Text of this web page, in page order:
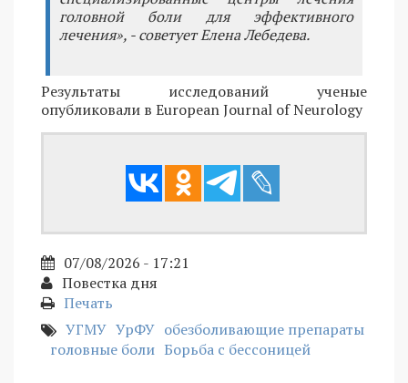
головной боли для эффективного
лечения», - советует Елена Лебедева.
Результаты исследований ученые
опубликовали в European Journal of Neurology
07/08/2026 - 17:21
Повестка дня
Печать
УГМУ УрФУ обезболивающие препараты
головные боли Борьба с бессоницей